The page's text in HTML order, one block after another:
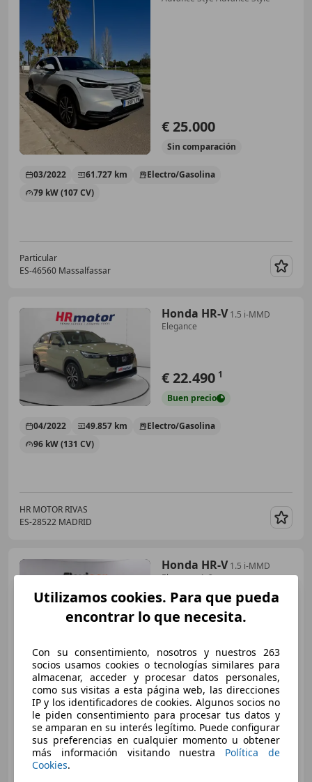
€ 25.000
Sin comparación
03/2022 61.727 km
Electro/Gasolina
79 kW (107 CV)
Particular
ES-46560 Massalfassar
Honda HR-V 1.5 i-MMD
Elegance
€ 22.490 1
Buen precio
04/2022 49.857 km
Electro/Gasolina
96 kW (131 CV)
HR MOTOR RIVAS
ES-28522 MADRID
Honda HR-V 1.5 i-MMD
Elegance 4x2
€ 21.490
Buenprecio
05/2022 55.602 km
Electro/Gasolina
96 kW (131 CV)
FLEXICAR MADRID GRUPO
Utilizamos cookies. Para que pueda
encontrar lo que necesita.
Con su consentimiento, nosotros y nuestros 263
socios usamos cookies o tecnologías similares para
almacenar, acceder y procesar datos personales,
como sus visitas a esta página web, las direcciones
IP y los identificadores de cookies. Algunos socios no
le piden consentimiento para procesar tus datos y
se amparan en su interés legítimo. Puede configurar
sus preferencias en cualquier momento u obtener
más información visitando nuestra Política de
Cookies.